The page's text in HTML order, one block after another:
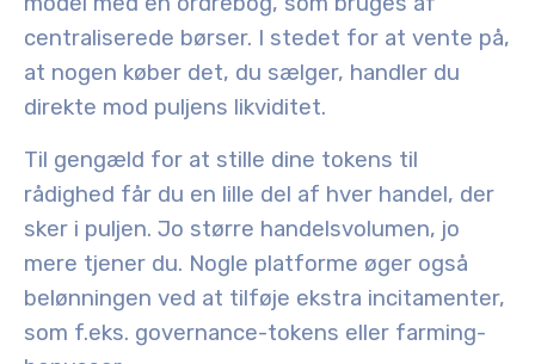
centraliserede børser. I stedet for at vente på,
at nogen køber det, du sælger, handler du
direkte mod puljens likviditet.
Til gengæld for at stille dine tokens til
rådighed får du en lille del af hver handel, der
sker i puljen. Jo større handelsvolumen, jo
mere tjener du. Nogle platforme øger også
belønningen ved at tilføje ekstra incitamenter,
som f.eks. governance-tokens eller farming-